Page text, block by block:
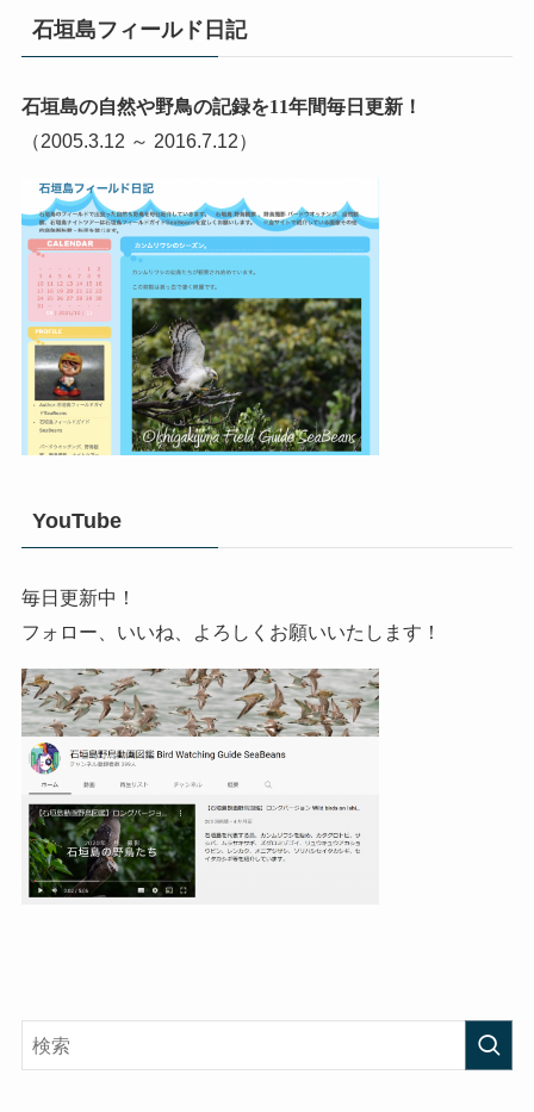
石垣島フィールド日記
石垣島の自然や野鳥の記録を11年間毎日更新！
（2005.3.12 ～ 2016.7.12）
YouTube
毎日更新中！
フォロー、いいね、よろしくお願いいたします！